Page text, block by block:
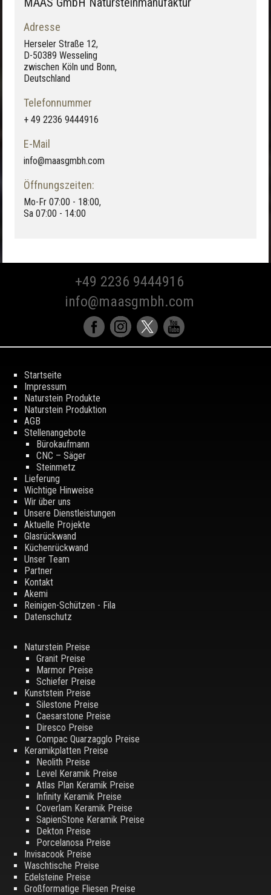
Adresse
Herseler Straße 12,
D-50389 Wesseling
zwischen Köln und Bonn,
Deutschland
Telefonnummer
+ 49 2236 9444916
E-Mail
info@maasgmbh.com
Öffnungszeiten:
Mo-Fr 07:00 - 18:00,
Sa 07:00 - 14:00
+49 2236 9444916
info@maasgmbh.com
Startseite
Impressum
Naturstein Produkte
Naturstein Produktion
AGB
Stellenangebote
Bürokaufmann
CNC – Säger
Steinmetz
Lieferung
Wichtige Hinweise
Wir über uns
Unsere Dienstleistungen
Aktuelle Projekte
Glasrückwand
Küchenrückwand
Unser Team
Partner
Kontakt
Akemi
Reinigen-Schützen - Fila
Datenschutz
Naturstein Preise
Granit Preise
Marmor Preise
Schiefer Preise
Kunststein Preise
Silestone Preise
Caesarstone Preise
Diresco Preise
Compac Quarzagglo Preise
Keramikplatten Preise
Neolith Preise
Level Keramik Preise
Atlas Plan Keramik Preise
Infinity Keramik Preise
Coverlam Keramik Preise
SapienStone Keramik Preise
Dekton Preise
Porcelanosa Preise
Invisacook Preise
Waschtische Preise
Edelsteine Preise
Großformatige Fliesen Preise